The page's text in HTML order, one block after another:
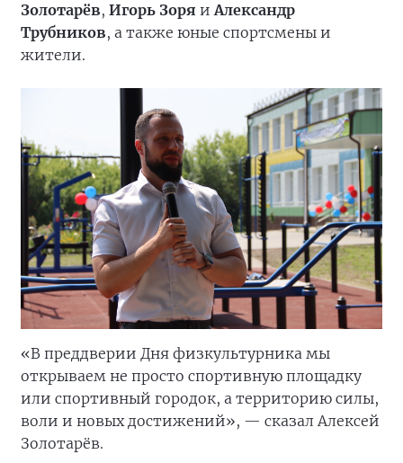
Золотарёв, Игорь Зоря иАлександр
Трубников, а также юные спортсмены и
жители.
«В преддверии Дня физкультурника мы
открываем не просто спортивную площадку
или спортивный городок, а территорию силы,
воли и новых достижений», — сказал Алексей
Золотарёв.